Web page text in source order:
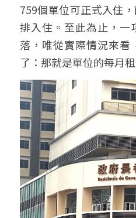
759個單位可正式入住
排入住。至此為止，一
落，唯從實際情況來看
了：那就是單位的每月